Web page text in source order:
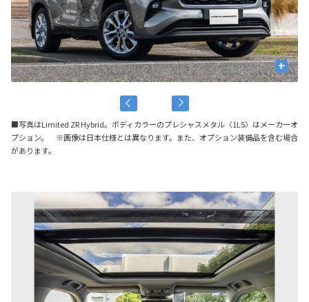
+
■写真はLimited ZR Hybrid。ボディカラーのプレシャスメタル〈1L5〉はメーカーオ
プション。 ※画像は日本仕様とは異なります。また、オプション装備品を含む場合
があります。